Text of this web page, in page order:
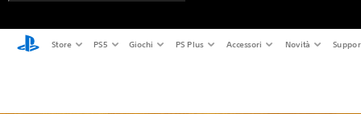
Store PS5 Giochi PS Plus Accessori Novità